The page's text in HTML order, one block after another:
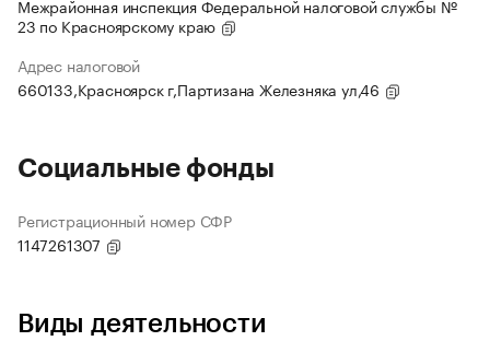
Межрайонная инспекция Федеральной налоговой службы №
23 по Красноярскому краю
Адрес налоговой
660133,Красноярск г,Партизана Железняка ул,46
Социальные фонды
Регистрационный номер СФР
1147261307
Виды деятельности